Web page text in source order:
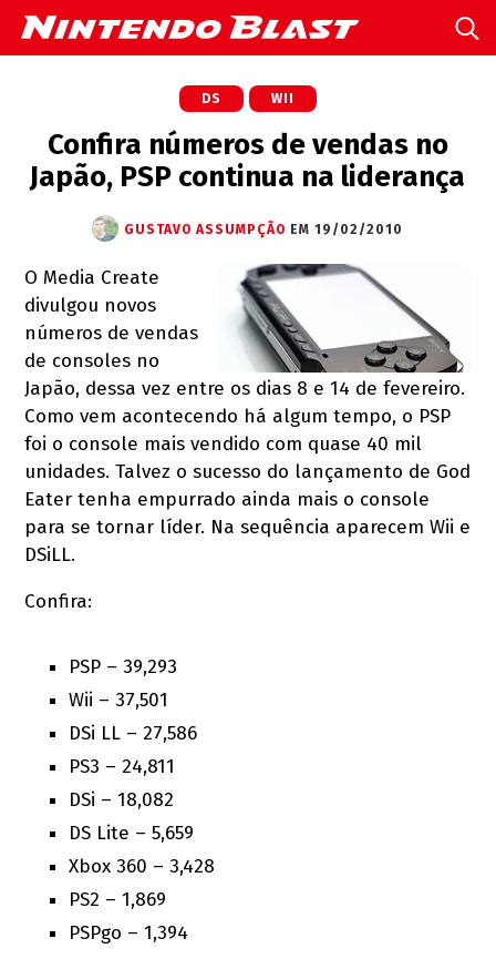
DS WII
Confira números de vendas no
Japão, PSP continua na liderança
GUSTAVO ASSUMPÇÃO EM 19/02/2010
O Media Create
divulgou novos
números de vendas
de consoles no
Japão, dessa vez entre os dias 8 e 14 de fevereiro.
Como vem acontecendo há algum tempo, o PSP
foi o console mais vendido com quase 40 mil
unidades. Talvez o sucesso do lançamento de God
Eater tenha empurrado ainda mais o console
para se tornar líder. Na sequência aparecem Wii e
DSiLL.
Confira:
PSP – 39,293
Wii – 37,501
DSi LL – 27,586
PS3 – 24,811
DSi – 18,082
DS Lite – 5,659
Xbox 360 – 3,428
PS2 – 1,869
PSPgo – 1,394